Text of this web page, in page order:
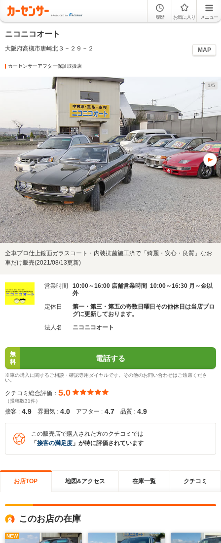
履歴 お気に入り メニュー
ニコニコオート
大阪府高槻市唐崎北３－２９－２ MAP
カーセンサーアフター保証取扱店
1/5
全車プロ仕上鏡面ガラスコート・内装抗菌施工済で「綺麗・安心・良質」なお
車だけ販売(2021/08/13更新)
営業時間
10:00～16:00 店舗営業時間 10:00～16:30 月～金以
外
定休日
第一・第三・第五の奇数日曜日その他休日は当店ブロ
グに更新しております。
法人名
ニコニコオート
無
料
電話する
※車の購入に関するご相談・確認専用ダイヤルです。その他のお問い合わせはご遠慮くださ
い。
クチコミ総合評価： 5.0
（投稿数31件）
接客 : 4.9 雰囲気 : 4.0 アフター : 4.7 品質 : 4.9
この販売店で購入された方のクチコミでは
「 接客の満足度 」が特に評価されています
お店TOP 地図&アクセス 在庫一覧 クチコミ
このお店の在庫
NEW